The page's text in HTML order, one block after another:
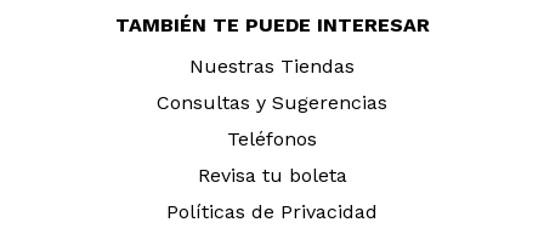
TAMBIÉN TE PUEDE INTERESAR
Nuestras Tiendas
Consultas y Sugerencias
Teléfonos
Revisa tu boleta
Políticas de Privacidad